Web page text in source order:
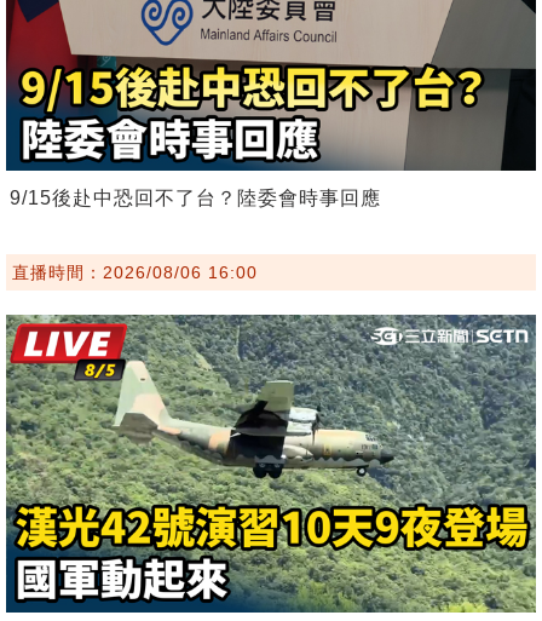
9/15後赴中恐回不了台？陸委會時事回應
直播時間：2026/08/06 16:00